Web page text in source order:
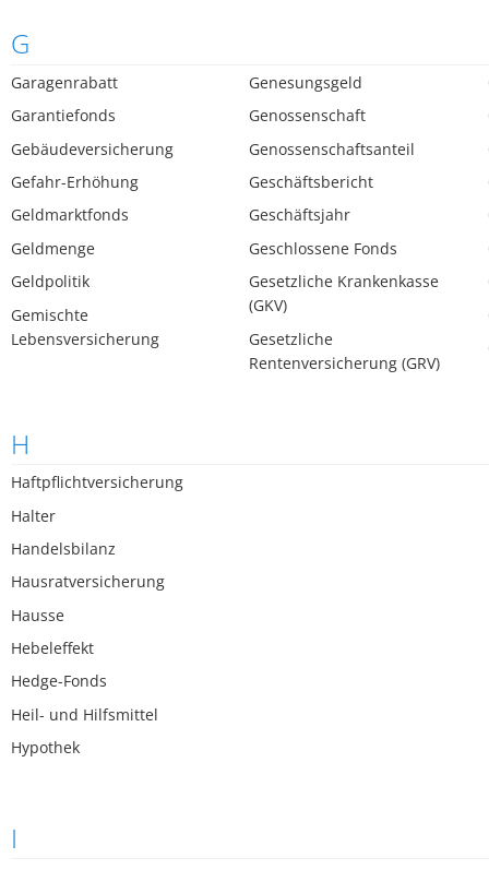
G
Garagenrabatt
Garantiefonds
Gebäudeversicherung
Gefahr-Erhöhung
Geldmarktfonds
Geldmenge
Geldpolitik
Gemischte
Lebensversicherung
Genesungsgeld
Genossenschaft
Genossenschaftsanteil
Geschäftsbericht
Geschäftsjahr
Geschlossene Fonds
Gesetzliche Krankenkasse
(GKV)
Gesetzliche
Rentenversicherung (GRV)
H
Haftpflichtversicherung
Halter
Handelsbilanz
Hausratversicherung
Hausse
Hebeleffekt
Hedge-Fonds
Heil- und Hilfsmittel
Hypothek
I